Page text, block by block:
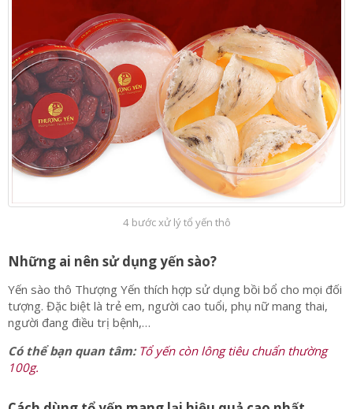
4 bước xử lý tổ yến thô
Những ai nên sử dụng yến sào?
Yến sào thô Thượng Yến thích hợp sử dụng bồi bổ cho mọi đối
tượng. Đặc biệt là trẻ em, người cao tuổi, phụ nữ mang thai,
người đang điều trị bệnh,…
Có thể bạn quan tâm: Tổ yến còn lông tiêu chuẩn thường
100g.